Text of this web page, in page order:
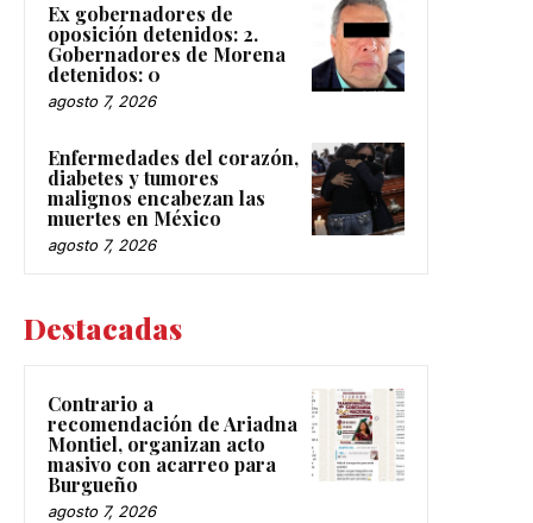
Ex gobernadores de
oposición detenidos: 2.
Gobernadores de Morena
detenidos: 0
agosto 7, 2026
Enfermedades del corazón,
diabetes y tumores
malignos encabezan las
muertes en México
agosto 7, 2026
Destacadas
Contrario a
recomendación de Ariadna
Montiel, organizan acto
masivo con acarreo para
Burgueño
agosto 7, 2026